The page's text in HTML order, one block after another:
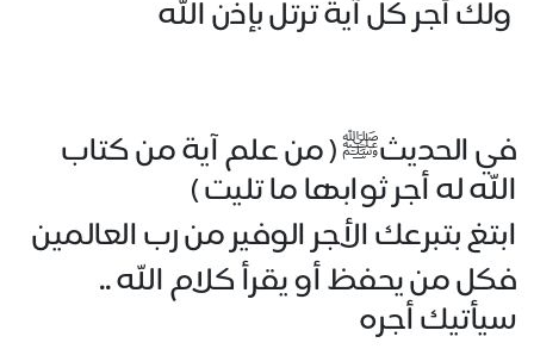
ولك أجر كل آية ترتل بإذن الله
في الحديثﷺ ( من علم آية من كتاب
الله له أجر ثوابها ما تليت )
ابتغ بتبرعك الأجر الوفير من رب العالمين
فكل من يحفظ أو يقرأ كلام الله ..
سيأتيك أجره